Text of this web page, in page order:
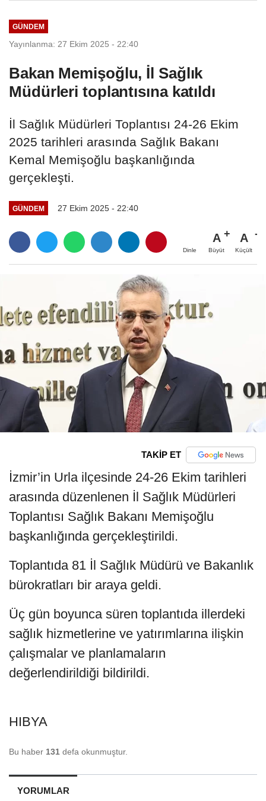
GÜNDEM
Yayınlanma: 27 Ekim 2025 - 22:40
Bakan Memişoğlu, İl Sağlık
Müdürleri toplantısına katıldı
İl Sağlık Müdürleri Toplantısı 24-26 Ekim
2025 tarihleri arasında Sağlık Bakanı
Kemal Memişoğlu başkanlığında
gerçekleşti.
GÜNDEM 27 Ekim 2025 - 22:40
Dinle
A
Büyüt
A
Küçült
TAKİP ET
İzmir’in Urla ilçesinde 24-26 Ekim tarihleri
arasında düzenlenen İl Sağlık Müdürleri
Toplantısı Sağlık Bakanı Memişoğlu
başkanlığında gerçekleştirildi.
Toplantıda 81 İl Sağlık Müdürü ve Bakanlık
bürokratları bir araya geldi.
Üç gün boyunca süren toplantıda illerdeki
sağlık hizmetlerine ve yatırımlarına ilişkin
çalışmalar ve planlamaların
değerlendirildiği bildirildi.
HIBYA
Bu haber 131 defa okunmuştur.
YORUMLAR